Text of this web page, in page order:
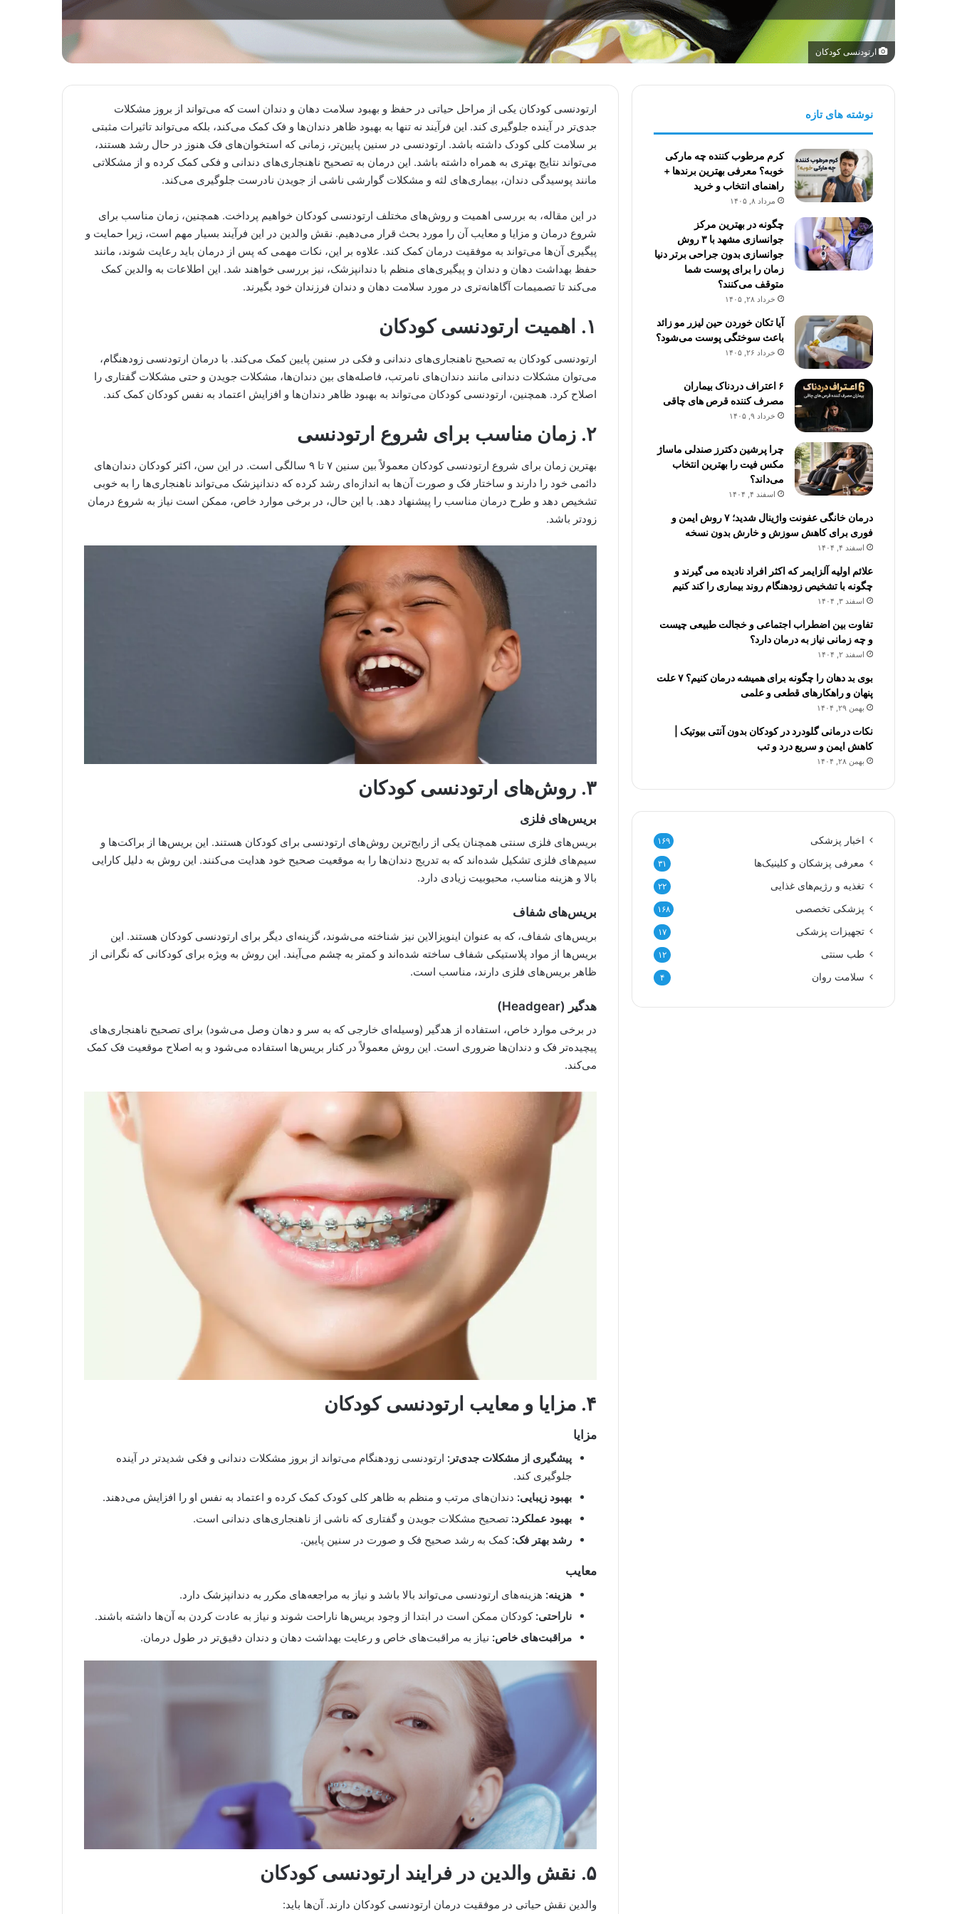
ارتودنسی کودکان
ارتودنسی کودکان یکی از مراحل حیاتی در حفظ و بهبود سلامت دهان و دندان است که می‌تواند از بروز مشکلات
جدی‌تر در آینده جلوگیری کند. این فرآیند نه تنها به بهبود ظاهر دندان‌ها و فک کمک می‌کند، بلکه می‌تواند تاثیرات مثبتی
بر سلامت کلی کودک داشته باشد. ارتودنسی در سنین پایین‌تر، زمانی که استخوان‌های فک هنوز در حال رشد هستند،
می‌تواند نتایج بهتری به همراه داشته باشد. این درمان به تصحیح ناهنجاری‌های دندانی و فکی کمک کرده و از مشکلاتی
مانند پوسیدگی دندان، بیماری‌های لثه و مشکلات گوارشی ناشی از جویدن نادرست جلوگیری می‌کند.
در این مقاله، به بررسی اهمیت و روش‌های مختلف ارتودنسی کودکان خواهیم پرداخت. همچنین، زمان مناسب برای
شروع درمان و مزایا و معایب آن را مورد بحث قرار می‌دهیم. نقش والدین در این فرآیند بسیار مهم است، زیرا حمایت و
پیگیری آن‌ها می‌تواند به موفقیت درمان کمک کند. علاوه بر این، نکات مهمی که پس از درمان باید رعایت شوند، مانند
حفظ بهداشت دهان و دندان و پیگیری‌های منظم با دندانپزشک، نیز بررسی خواهند شد. این اطلاعات به والدین کمک
می‌کند تا تصمیمات آگاهانه‌تری در مورد سلامت دهان و دندان فرزندان خود بگیرند.
۱. اهمیت ارتودنسی کودکان
ارتودنسی کودکان به تصحیح ناهنجاری‌های دندانی و فکی در سنین پایین کمک می‌کند. با درمان ارتودنسی زودهنگام،
می‌توان مشکلات دندانی مانند دندان‌های نامرتب، فاصله‌های بین دندان‌ها، مشکلات جویدن و حتی مشکلات گفتاری را
اصلاح کرد. همچنین، ارتودنسی کودکان می‌تواند به بهبود ظاهر دندان‌ها و افزایش اعتماد به نفس کودکان کمک کند.
۲. زمان مناسب برای شروع ارتودنسی
بهترین زمان برای شروع ارتودنسی کودکان معمولاً بین سنین ۷ تا ۹ سالگی است. در این سن، اکثر کودکان دندان‌های
دائمی خود را دارند و ساختار فک و صورت آن‌ها به اندازه‌ای رشد کرده که دندانپزشک می‌تواند ناهنجاری‌ها را به خوبی
تشخیص دهد و طرح درمان مناسب را پیشنهاد دهد. با این حال، در برخی موارد خاص، ممکن است نیاز به شروع درمان
زودتر باشد.
۳. روش‌های ارتودنسی کودکان
بریس‌های فلزی
بریس‌های فلزی سنتی همچنان یکی از رایج‌ترین روش‌های ارتودنسی برای کودکان هستند. این بریس‌ها از براکت‌ها و
سیم‌های فلزی تشکیل شده‌اند که به تدریج دندان‌ها را به موقعیت صحیح خود هدایت می‌کنند. این روش به دلیل کارایی
بالا و هزینه مناسب، محبوبیت زیادی دارد.
بریس‌های شفاف
بریس‌های شفاف، که به عنوان اینویزالاین نیز شناخته می‌شوند، گزینه‌ای دیگر برای ارتودنسی کودکان هستند. این
بریس‌ها از مواد پلاستیکی شفاف ساخته شده‌اند و کمتر به چشم می‌آیند. این روش به ویژه برای کودکانی که نگرانی از
ظاهر بریس‌های فلزی دارند، مناسب است.
هدگیر (Headgear)
در برخی موارد خاص، استفاده از هدگیر (وسیله‌ای خارجی که به سر و دهان وصل می‌شود) برای تصحیح ناهنجاری‌های
پیچیده‌تر فک و دندان‌ها ضروری است. این روش معمولاً در کنار بریس‌ها استفاده می‌شود و به اصلاح موقعیت فک کمک
می‌کند.
۴. مزایا و معایب ارتودنسی کودکان
مزایا
پیشگیری از مشکلات جدی‌تر: ارتودنسی زودهنگام می‌تواند از بروز مشکلات دندانی و فکی شدیدتر در آینده
جلوگیری کند.
بهبود زیبایی: دندان‌های مرتب و منظم به ظاهر کلی کودک کمک کرده و اعتماد به نفس او را افزایش می‌دهند.
بهبود عملکرد: تصحیح مشکلات جویدن و گفتاری که ناشی از ناهنجاری‌های دندانی است.
رشد بهتر فک: کمک به رشد صحیح فک و صورت در سنین پایین.
معایب
هزینه: هزینه‌های ارتودنسی می‌تواند بالا باشد و نیاز به مراجعه‌های مکرر به دندانپزشک دارد.
ناراحتی: کودکان ممکن است در ابتدا از وجود بریس‌ها ناراحت شوند و نیاز به عادت کردن به آن‌ها داشته باشند.
مراقبت‌های خاص: نیاز به مراقبت‌های خاص و رعایت بهداشت دهان و دندان دقیق‌تر در طول درمان.
۵. نقش والدین در فرایند ارتودنسی کودکان
والدین نقش حیاتی در موفقیت درمان ارتودنسی کودکان دارند. آن‌ها باید:
نوشته های تازه
کرم مرطوب کننده چه مارکی
خوبه؟ معرفی بهترین برندها +
راهنمای انتخاب و خرید
مرداد ۸, ۱۴۰۵
چگونه در بهترین مرکز
جوانسازی مشهد با ۳ روش
جوانسازی بدون جراحی برتر دنیا
زمان را برای پوست شما
متوقف می‌کنند؟
خرداد ۲۸, ۱۴۰۵
آیا تکان خوردن حین لیزر مو زائد
باعث سوختگی پوست می‌شود؟
خرداد ۲۶, ۱۴۰۵
۶ اعتراف دردناک بیماران
مصرف کننده قرص های چاقی
خرداد ۹, ۱۴۰۵
چرا پرشین دکترز صندلی ماساژ
مکس فیت را بهترین انتخاب
می‌داند؟
اسفند ۴, ۱۴۰۴
درمان خانگی عفونت واژینال شدید؛ ۷ روش ایمن و
فوری برای کاهش سوزش و خارش بدون نسخه
اسفند ۴, ۱۴۰۴
علائم اولیه آلزایمر که اکثر افراد نادیده می گیرند و
چگونه با تشخیص زودهنگام روند بیماری را کند کنیم
اسفند ۳, ۱۴۰۴
تفاوت بین اضطراب اجتماعی و خجالت طبیعی چیست
و چه زمانی نیاز به درمان دارد؟
اسفند ۲, ۱۴۰۴
بوی بد دهان را چگونه برای همیشه درمان کنیم؟ ۷ علت
پنهان و راهکارهای قطعی و علمی
بهمن ۲۹, ۱۴۰۴
نکات درمانی گلودرد در کودکان بدون آنتی بیوتیک |
کاهش ایمن و سریع درد و تب
بهمن ۲۸, ۱۴۰۴
اخبار پزشکی ۱۶۹
معرفی پزشکان و کلینیک‌ها ۳۱
تغذیه و رژیم‌های غذایی ۲۲
پزشکی تخصصی ۱۶۸
تجهیزات پزشکی ۱۷
طب سنتی ۱۲
سلامت روان ۴